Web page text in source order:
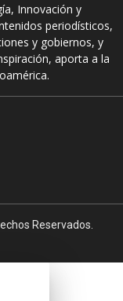
Innovación y
periodísticos,
y gobiernos, y
aporta a la
Reservados.